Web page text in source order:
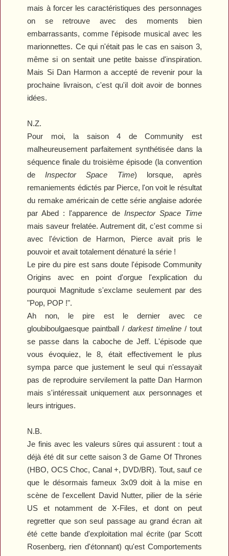
mais à forcer les caractéristiques des personnages
on se retrouve avec des moments bien
embarrassants, comme l'épisode musical avec les
marionnettes. Ce qui n'était pas le cas en saison 3,
même si on sentait une petite baisse d'inspiration.
Mais Si Dan Harmon a accepté de revenir pour la
prochaine livraison, c'est qu'il doit avoir de bonnes
idées.
N.Z.
Pour moi, la saison 4 deCommunity est
malheureusement parfaitement synthétisée dans la
séquence finale du troisième épisode (la convention
deInspector Space Time) lorsque, après
remaniements édictés par Pierce, l'on voit le résultat
du remake américain de cette série anglaise adorée
par Abed : l'apparence de Inspector Space Time
mais saveur frelatée. Autrement dit, c'est comme si
avec l'éviction de Harmon, Pierce avait pris le
pouvoir et avait totalement dénaturé la série !
Le pire du pire est sans doute l'épisode Community
Origins avec en point d'orgue l'explication du
pourquoi Magnitude s'exclame seulement par des
"Pop, POP !".
Ah non, le pire est le dernier avec ce
gloubiboulgaesque paintball / darkest timeline/ tout
se passe dans la caboche de Jeff. L'épisode que
vous évoquiez, le 8, était effectivement le plus
sympa parce que justement le seul qui n'essayait
pas de reproduire servilement la patte Dan Harmon
mais s'intéressait uniquement aux personnages et
leurs intrigues.
N.B.
Je finis avec les valeurs sûres qui assurent : tout a
déjà été dit sur cette saison 3 de Game Of Thrones
(HBO, OCS Choc, Canal +, DVD/BR). Tout, sauf ce
que le désormais fameux 3x09 doit à la mise en
scène de l'excellent David Nutter, pilier de la série
US et notamment de X-Files, et dont on peut
regretter que son seul passage au grand écran ait
été cette bande d'exploitation mal écrite (par Scott
Rosenberg, rien d'étonnant) qu'est Comportements